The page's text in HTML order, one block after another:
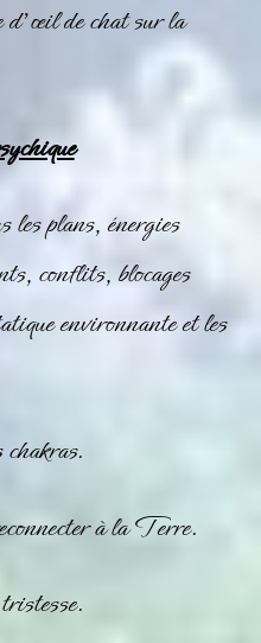
d’œil de chat sur la
plans, énergies
conflits, blocages
environnante et les
à la Terre.